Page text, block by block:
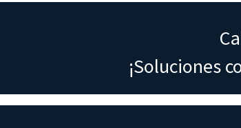
¡Soluciones